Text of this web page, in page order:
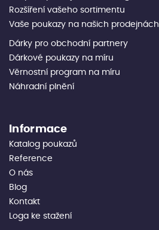
Rozšíření vašeho sortimentu
Vaše poukazy na našich prodejnách
Dárky pro obchodní partnery
Dárkové poukazy na míru
Věrnostní program na míru
Náhradní plnění
Informace
Katalog poukazů
Reference
O nás
Blog
Kontakt
Loga ke stažení